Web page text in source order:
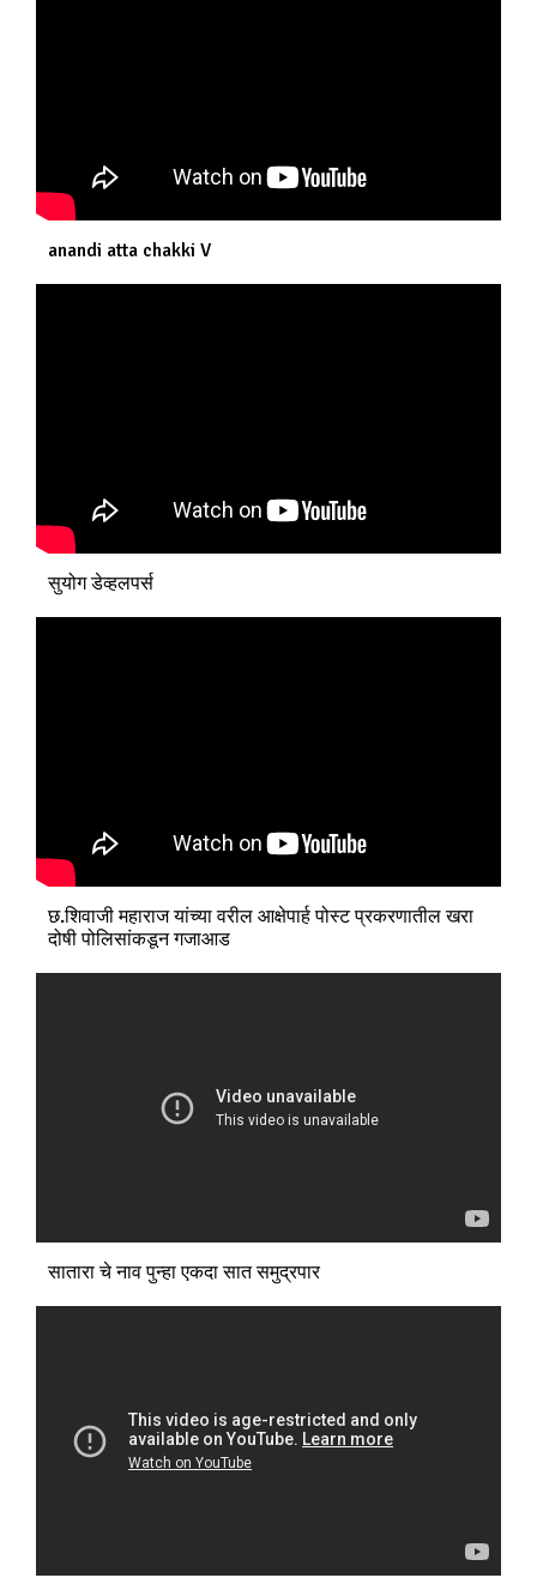
anandi atta chakki V
सुयोग डेव्हलपर्स
छ.शिवाजी महाराज यांच्या वरील आक्षेपार्ह पोस्ट प्रकरणातील खरा
दोषी पोलिसांकडून गजाआड
सातारा चे नाव पुन्हा एकदा सात समुद्रपार